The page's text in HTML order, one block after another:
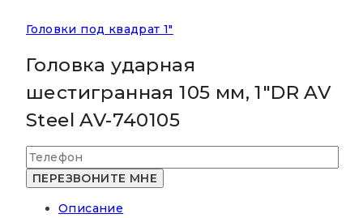
Головки под квадрат 1"
Головка ударная
шестигранная 105 мм, 1″DR AV
Steel AV-740105
Описание